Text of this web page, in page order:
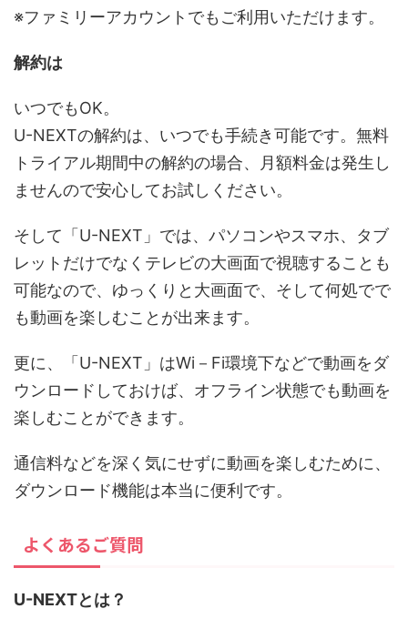
※ファミリーアカウントでもご利用いただけます。
解約は
いつでもOK。
U-NEXTの解約は、いつでも手続き可能です。無料
トライアル期間中の解約の場合、月額料金は発生し
ませんので安心してお試しください。
そして「U-NEXT」では、パソコンやスマホ、タブ
レットだけでなくテレビの大画面で視聴することも
可能なので、ゆっくりと大画面で、そして何処でで
も動画を楽しむことが出来ます。
更に、「U-NEXT」はWi－Fi環境下などで動画をダ
ウンロードしておけば、オフライン状態でも動画を
楽しむことができます。
通信料などを深く気にせずに動画を楽しむために、
ダウンロード機能は本当に便利です。
よくあるご質問
U-NEXTとは？